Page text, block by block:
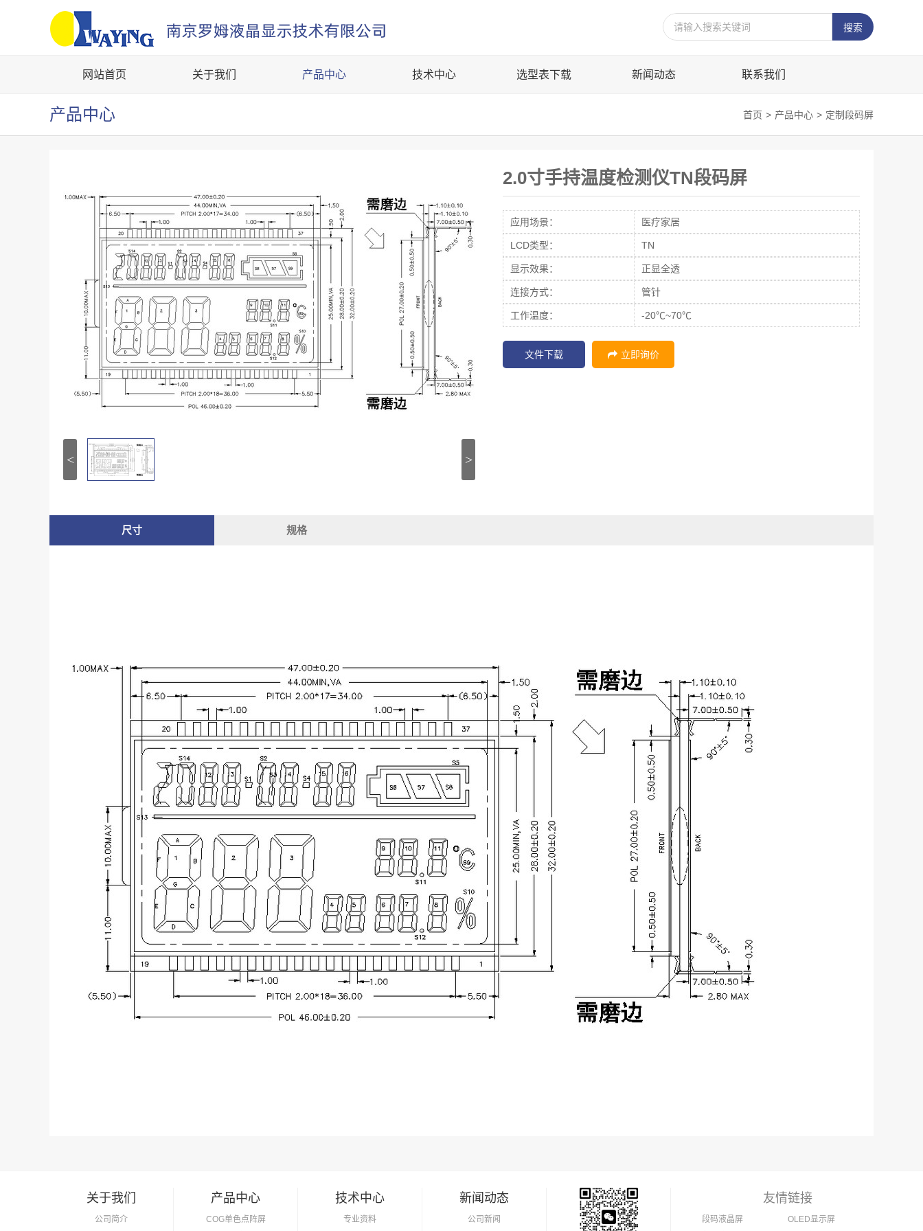
网站首页 关于我们 产品中心 技术中心 选型表下载 新闻动态 联系我们
产品中心 首页 > 产品中心 > 定制段码屏
< >
2.0寸手持温度检测仪TN段码屏
应用场景： 医疗家居
LCD类型： TN
显示效果： 正显全透
连接方式： 管针
工作温度： -20℃~70℃
文件下载 立即询价
尺寸 规格
关于我们
公司简介
产品中心
COG单色点阵屏
技术中心
专业资料
新闻动态
公司新闻
友情链接
段码液晶屏 OLED显示屏